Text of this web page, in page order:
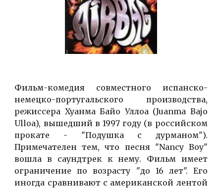
Фильм-комедия совместного испанско-
немецко-португальского производства,
режиссера Хуанма Байо Уллоа (Juanma Bajo
Ulloa), вышедший в 1997 году (в российском
прокате - "Подушка с дурманом").
Примечателен тем, что песня "Nancy Boy"
вошла в саундтрек к нему. Фильм имеет
ограничение по возрасту "до 16 лет". Его
иногда сравнивают с американской лентой